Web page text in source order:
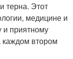
терна. Этот
медицине и
и приятному
каждом втором